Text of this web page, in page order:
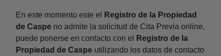
En este momento este el
Registro de la Propiedad
de Caspe no admite la solicitud de Cita Previa online,
puede ponerse en contacto con el
Registro de la
Propiedad de Caspe utilizando los datos de contacto